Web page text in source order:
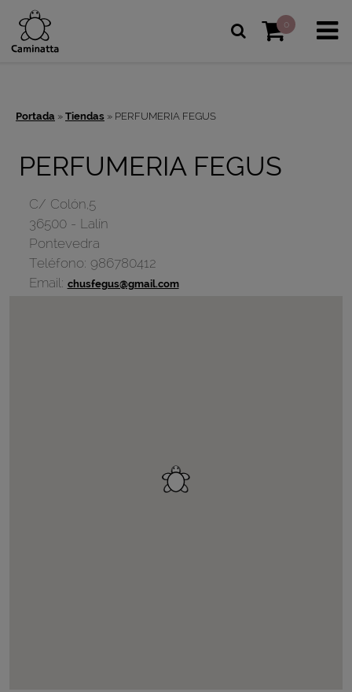
0
Portada » Tiendas » PERFUMERIA FEGUS
PERFUMERIA FEGUS
C/ Colón,5
36500- Lalín
Pontevedra
Teléfono: 986780412
Email: chusfegus@gmail.com